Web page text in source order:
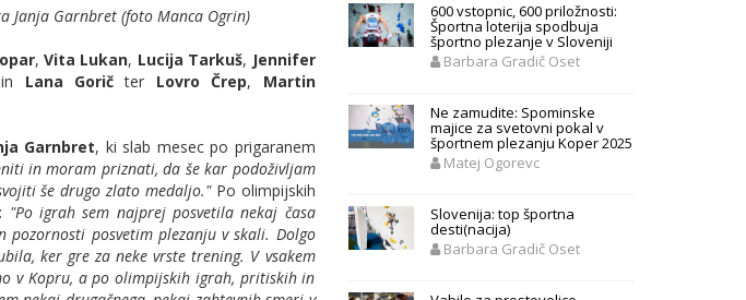
Janja Garnbret (foto Manca Ogrin)
, Vita Lukan, Lucija Tarkuš, Jennifer
in Lana Gorič ter Lovro Črep, Martin
Garnbret, ki slab mesec po prigaranem
in moram priznati, da še kar podoživljam
še drugo zlato medaljo." Po olimpijskih
"Po igrah sem najprej posvetila nekaj časa
pozornosti posvetim plezanju v skali. Dolgo
ker gre za neke vrste trening. V vsakem
v Kopru, a po olimpijskih igrah, pritiskih in
600 vstopnic, 600 priložnosti:
Športna loterija spodbuja
športno plezanje v Sloveniji
Barbara Gradič Oset
Ne zamudite: Spominske
majice za svetovni pokal v
športnem plezanju Koper 2025
Matej Ogorevc
Slovenija: top športna
desti(nacija)
Barbara Gradič Oset